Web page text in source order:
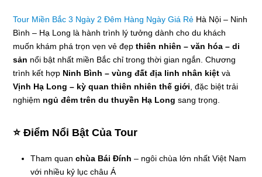
Tour Miền Bắc 3 Ngày 2 Đêm Hàng Ngày Giá Rẻ Hà Nội – Ninh
Bình – Hạ Long là hành trình lý tưởng dành cho du khách
muốn khám phá trọn vẹn vẻ đẹpthiên nhiên – văn hóa – di
sản nổi bật nhất miền Bắc chỉ trong thời gian ngắn. Chương
trình kết hợp Ninh Bình – vùng đất địa linh nhân kiệt và
Vịnh Hạ Long – kỳ quan thiên nhiên thế giới , đặc biệt trải
nghiệm ngủ đêm trên du thuyền Hạ Long sang trọng.
⭐ Điểm Nổi Bật Của Tour
Tham quanchùa Bái Đính – ngôi chùa lớn nhất Việt Nam
với nhiều kỷ lục châu Á